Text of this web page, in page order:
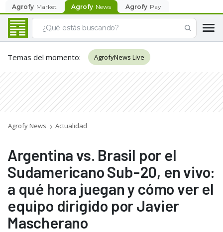
Agrofy Market Agrofy News Agrofy Pay
Temas del momento: AgrofyNews Live
Agrofy News Actualidad
Argentina vs. Brasil por el
Sudamericano Sub-20, en vivo:
a qué hora juegan y cómo ver el
equipo dirigido por Javier
Mascherano